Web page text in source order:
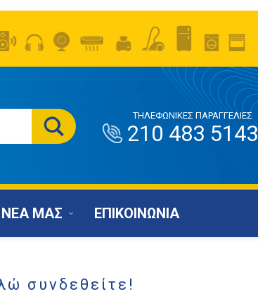
ΤΗΛΕΦΩΝΙΚΕΣ ΠΑΡΑΓΓΕΛΙΕΣ
210 483 5143
ΜΑΣ ΕΠΙΚΟΙΝΩΝΙΑ
συνδεθείτε!